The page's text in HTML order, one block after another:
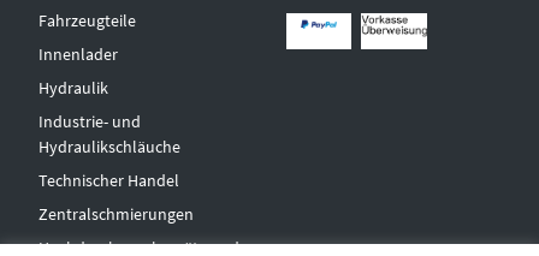
Fahrzeugteile
Innenlader
Hydraulik
Industrie- und
Hydraulikschläuche
Technischer Handel
Zentralschmierungen
Hochdruckwaschgeräte und